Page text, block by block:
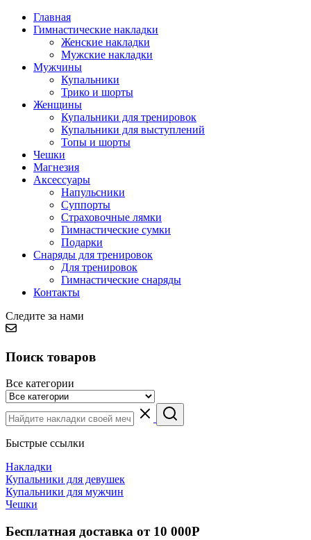
Главная
Гимнастические накладки
Женские накладки
Мужские накладки
Мужчины
Купальники
Трико и шорты
Женщины
Купальники для тренировок
Купальники для выступлений
Топы и шорты
Чешки
Магнезия
Аксессуары
Напульсники
Суппорты
Страховочные лямки
Гимнастические сумки
Подарки
Снаряды для тренировок
Для тренировок
Гимнастические снаряды
Контакты
Следите за нами
Поиск товаров
Все категории
Быстрые ссылки
Накладки
Купальники для девушек
Купальники для мужчин
Чешки
Бесплатная доставка от 10 000Р